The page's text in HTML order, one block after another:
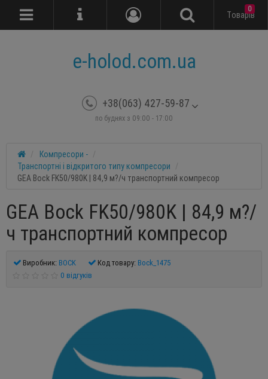
e-holod.com.ua
+38(063) 427-59-87
по буднях з 09:00 - 17:00
Tоварів
0
Компресори -
Транспортні і відкритого типу компресори
GEA Bock FK50/980K | 84,9 м?/ч транспортний компресор
GEA Bock FK50/980K | 84,9 м?/
ч транспортний компресор
Виробник: BOCK Код товару: Bock_1475
0 відгуків